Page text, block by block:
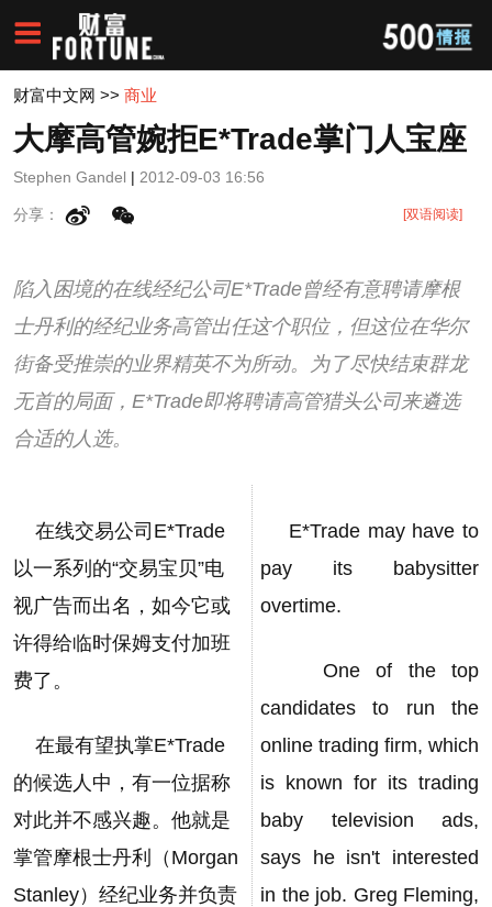
财富中文网 >> 商业
大摩高管婉拒E*Trade掌门人宝座
Stephen Gandel | 2012-09-03 16:56
分享： [双语阅读]
陷入困境的在线经纪公司E*Trade曾经有意聘请摩根
士丹利的经纪业务高管出任这个职位，但这位在华尔
街备受推崇的业界精英不为所动。为了尽快结束群龙
无首的局面，E*Trade即将聘请高管猎头公司来遴选
合适的人选。
在线交易公司E*Trade
以一系列的“交易宝贝”电
视广告而出名，如今它或
许得给临时保姆支付加班
费了。
在最有望执掌E*Trade
的候选人中，有一位据称
对此并不感兴趣。他就是
掌管摩根士丹利（Morgan
Stanley）经纪业务并负责
E*Trade may have to
pay its babysitter
overtime.
One of the top
candidates to run the
online trading firm, which
is known for its trading
baby television ads,
says he isn't interested
in the job. Greg Fleming,